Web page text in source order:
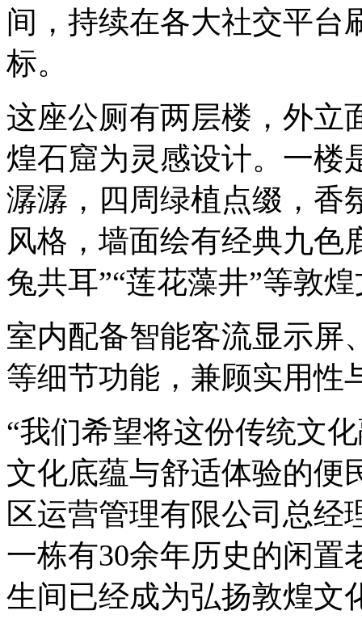
间，持续在各大社交平台
标。
这座公厕有两层楼，外立
煌石窟为灵感设计。一楼
潺潺，四周绿植点缀，香
风格，墙面绘有经典九色
兔共耳”“莲花藻井”等敦
室内配备智能客流显示屏
等细节功能，兼顾实用性
“我们希望将这份传统文
文化底蕴与舒适体验的便
区运营管理有限公司总经
一栋有30余年历史的闲置
生间已经成为弘扬敦煌文